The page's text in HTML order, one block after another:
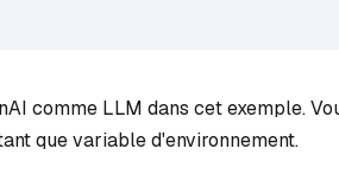
comme LLM dans cet exemple.
que variable d'environnement.